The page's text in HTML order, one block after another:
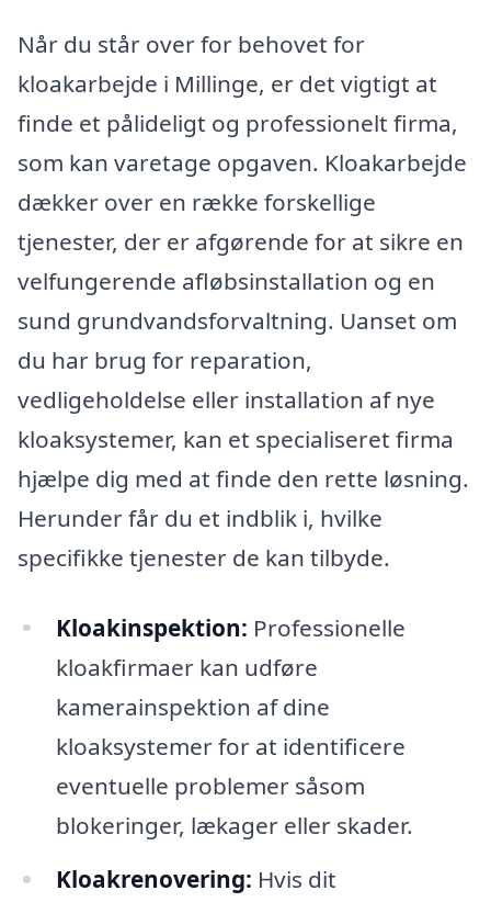
Når du står over for behovet for
kloakarbejde i Millinge, er det vigtigt at
finde et pålideligt og professionelt firma,
som kan varetage opgaven. Kloakarbejde
dækker over en række forskellige
tjenester, der er afgørende for at sikre en
velfungerende afløbsinstallation og en
sund grundvandsforvaltning. Uanset om
du har brug for reparation,
vedligeholdelse eller installation af nye
kloaksystemer, kan et specialiseret firma
hjælpe dig med at finde den rette løsning.
Herunder får du et indblik i, hvilke
specifikke tjenester de kan tilbyde.
Kloakinspektion: Professionelle
kloakfirmaer kan udføre
kamerainspektion af dine
kloaksystemer for at identificere
eventuelle problemer såsom
blokeringer, lækager eller skader.
Kloakrenovering: Hvis dit